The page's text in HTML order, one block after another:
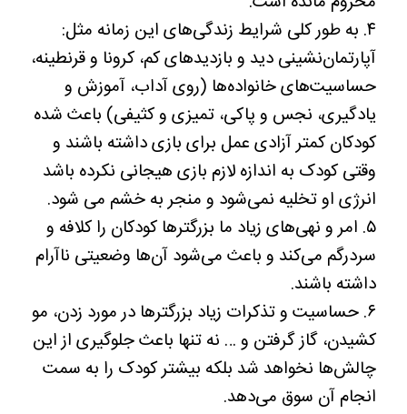
۴. به طور کلی شرایط زندگی‌های این زمانه مثل:
آپارتمان‌نشینی دید و بازدیدهای کم، کرونا و قرنطینه،
حساسیت‌های خانواده‌ها (روی آداب، آموزش و
یادگیری، نجس و پاکی، تمیزی و کثیفی) باعث شده
کودکان کمتر آزادی عمل برای بازی داشته باشند و
وقتی کودک به اندازه لازم بازی هیجانی نکرده باشد
انرژی او تخلیه نمی‌شود و منجر به خشم می شود.
۵. امر و نهی‌های زیاد ما بزرگترها کودکان را کلافه و
سردرگم می‌کند و باعث می‌شود آن‌ها وضعیتی ناآرام
داشته باشند.
۶. حساسیت و تذکرات زیاد بزرگترها در مورد زدن، مو
کشیدن، گاز گرفتن و … نه تنها باعث جلوگیری از این
چالش‌ها نخواهد شد بلکه بیشتر کودک را به سمت
انجام آن سوق می‌دهد.